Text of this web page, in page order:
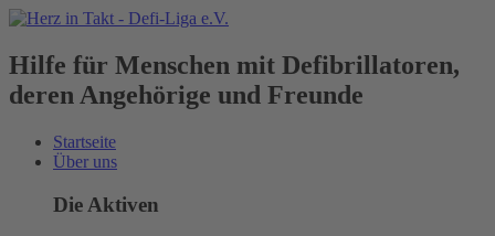
Hilfe für Menschen mit Defibrillatoren,
deren Angehörige und Freunde
Startseite
Über uns
Die Aktiven